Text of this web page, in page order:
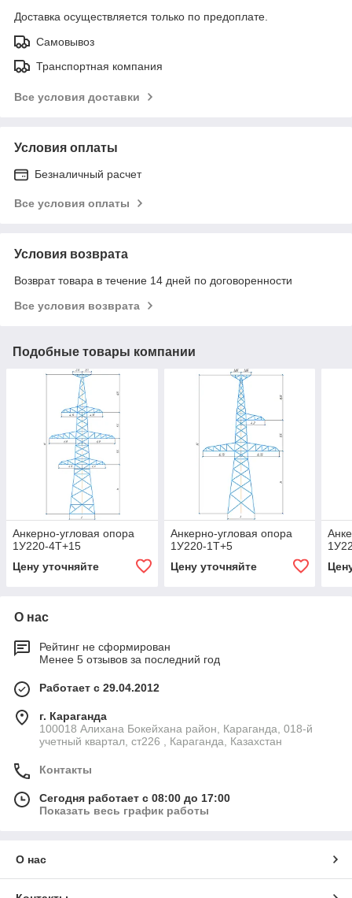
Доставка осуществляется только по предоплате.
Самовывоз
Транспортная компания
Все условия доставки
Условия оплаты
Безналичный расчет
Все условия оплаты
Условия возврата
Возврат товара в течение 14 дней по договоренности
Все условия возврата
Подобные товары компании
Анкерно-угловая опора
1У220-4Т+15
Цену уточняйте
Анкерно-угловая опора
1У220-1Т+5
Цену уточняйте
О нас
Рейтинг не сформирован
Менее 5 отзывов за последний год
Работает с 29.04.2012
г. Караганда
100018 Алихана Бокейхана район, Караганда, 018-й
учетный квартал, ст226 , Караганда, Казахстан
Контакты
Сегодня работает с 08:00 до 17:00
Показать весь график работы
О нас